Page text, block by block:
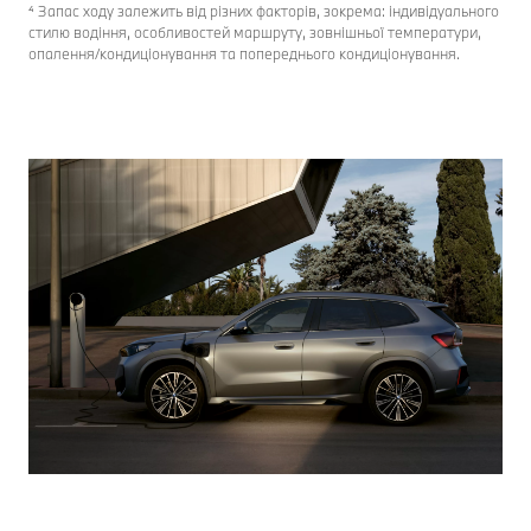
⁴ Запас ходу залежить від різних факторів, зокрема: індивідуального
стилю водіння, особливостей маршруту, зовнішньої температури,
опалення/кондиціонування та попереднього кондиціонування.